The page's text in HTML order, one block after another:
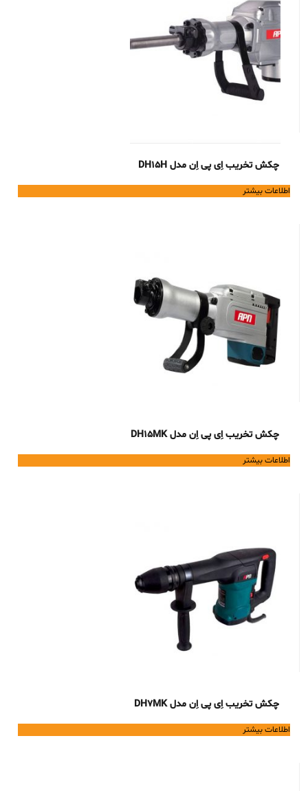
چکش تخریب اِی پی اِن مدل DH15H
اطلاعات بیشتر
چکش تخریب اِی پی اِن مدل DH15MK
اطلاعات بیشتر
چکش تخریب اِی پی اِن مدل DH7MK
اطلاعات بیشتر